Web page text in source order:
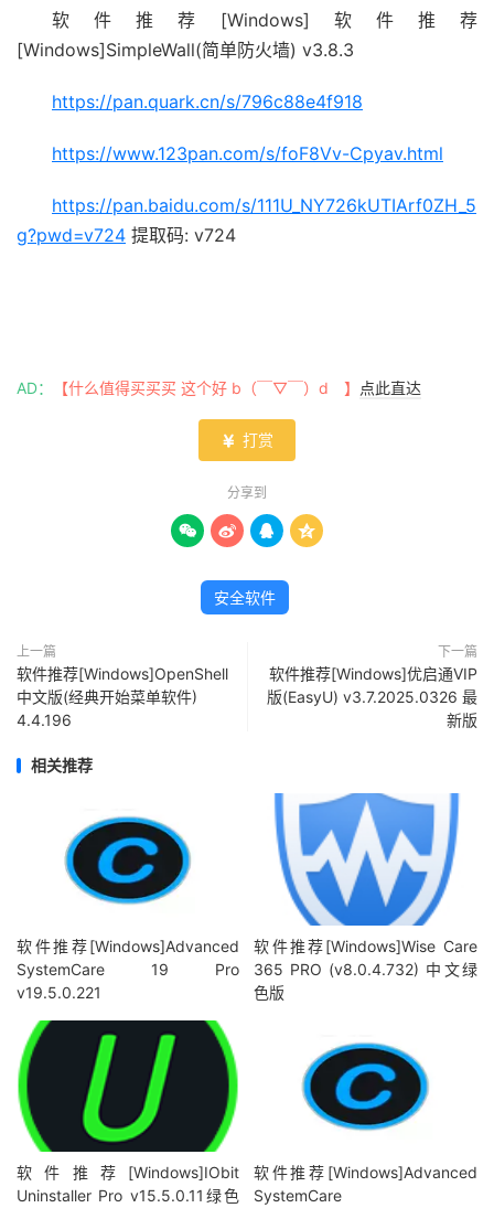
软件推荐[Windows]软件推荐
[Windows]SimpleWall(简单防火墙) v3.8.3
https://pan.quark.cn/s/796c88e4f918
https://www.123pan.com/s/foF8Vv-Cpyav.html
https://pan.baidu.com/s/111U_NY726kUTIArf0ZH_5
g?pwd=v724 提取码: v724
AD： 【什么值得买买买 这个好 b（￣▽￣）d 】 点此直达
 打赏
分享到
   
安全软件
上一篇
软件推荐[Windows]OpenShell
中文版(经典开始菜单软件)
4.4.196
下一篇
软件推荐[Windows]优启通VIP
版(EasyU) v3.7.2025.0326 最
新版
相关推荐
软件推荐[Windows]Advanced
SystemCare 19 Pro
v19.5.0.221
软件推荐[Windows]Wise Care
365 PRO (v8.0.4.732) 中文绿
色版
软件推荐[Windows]IObit
Uninstaller Pro v15.5.0.11绿色
软件推荐[Windows]Advanced
SystemCare